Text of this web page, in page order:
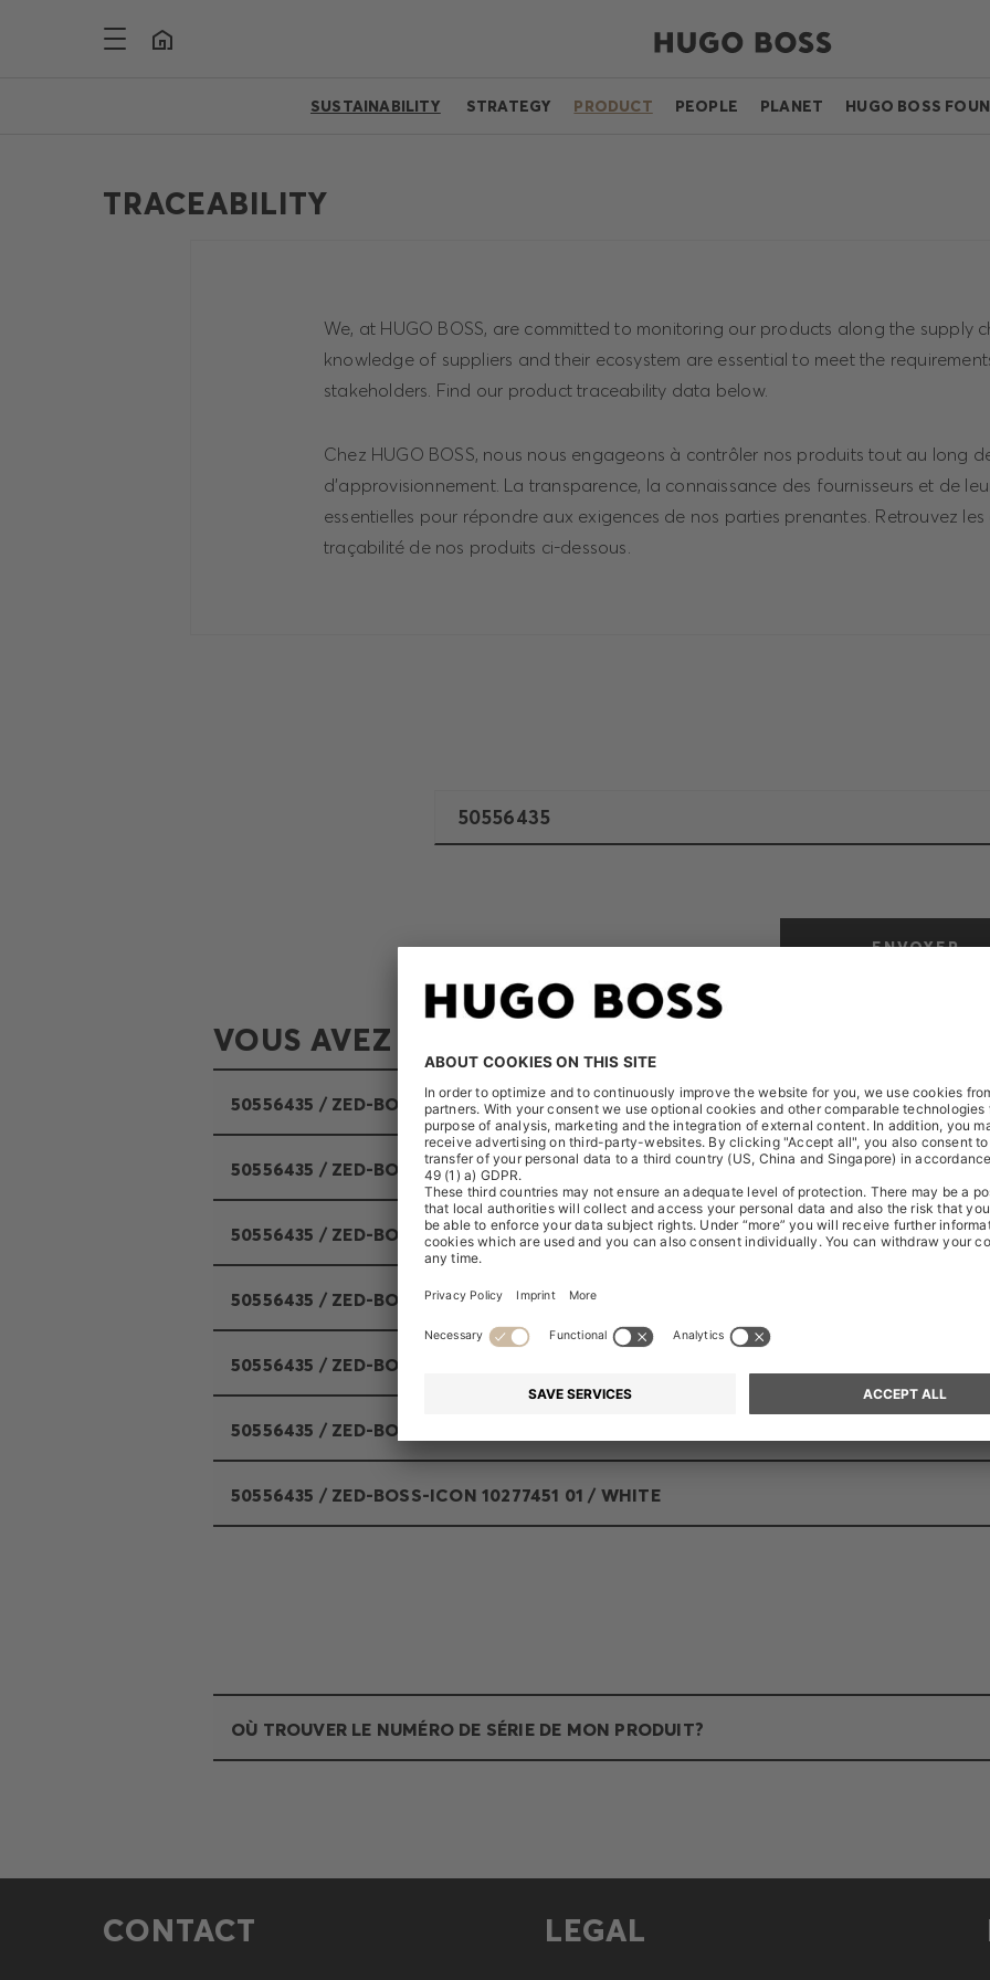
SUSTAINABILITY STRATEGY PRODUCT PEOPLE PLANET HUGO BOSS
TRACEABILITY
We, at HUGO BOSS, are committed to monitoring our products along the supply
knowledge of suppliers and their ecosystem are essential to meet the
stakeholders. Find our product traceability data below.
Chez HUGO BOSS, nous nous engageons à contrôler nos produits tout au long
d'approvisionnement. La transparence, la connaissance des fournisseurs et de
essentielles pour répondre aux exigences de nos parties prenantes. Retrouvez
traçabilité de nos produits ci-dessous.
ENVOYER
VOUS AVEZ RECHERCHÉ „50556435“
50556435 / ZED-BOSS-ICON 10277451 01 / BLACK
50556435 / ZED-BOSS-ICON 10277451 01 / DARK BEIGE
50556435 / ZED-BOSS-ICON 10277451 01 / DARK BLUE
50556435 / ZED-BOSS-ICON 10277451 01 / MEDIUM PURPLE
50556435 / ZED-BOSS-ICON 10277451 01 / OPEN BLUE
50556435 / ZED-BOSS-ICON 10277451 01 / OPEN GREEN
50556435 / ZED-BOSS-ICON 10277451 01 / WHITE
OÙ TROUVER LE NUMÉRO DE SÉRIE DE MON PRODUIT?
CONTACT LEGAL